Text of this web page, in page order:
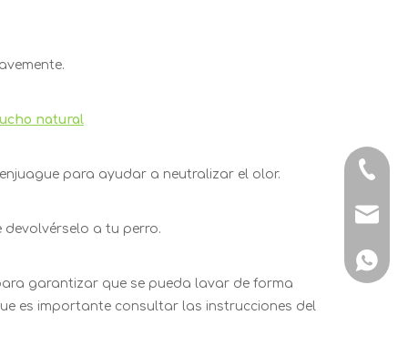
natural
para ayudar a neutralizar el olor.
a tu perro.
garantizar que se pueda lavar de forma
es importante consultar las instrucciones del
+86-
+86-